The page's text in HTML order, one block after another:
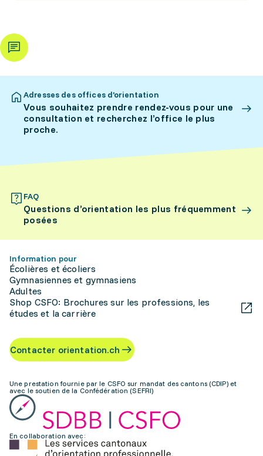
Adresses des offices d’orientation
Vous souhaitez prendre rendez-vous pour une
consultation et recherchez l’office le plus
proche.
FAQ
Questions d’orientation les plus fréquemment
posées
Information pour
Écolières et écoliers
Gymnasiennes et gymnasiens
Adultes
Shop CSFO: Brochures sur les professions, les
études et la carrière
Contacter orientation.ch
Une prestation fournie par le CSFO sur mandat des cantons (CDIP) et
avec le soutien de la Confédération (SEFRI)
En collaboration avec: